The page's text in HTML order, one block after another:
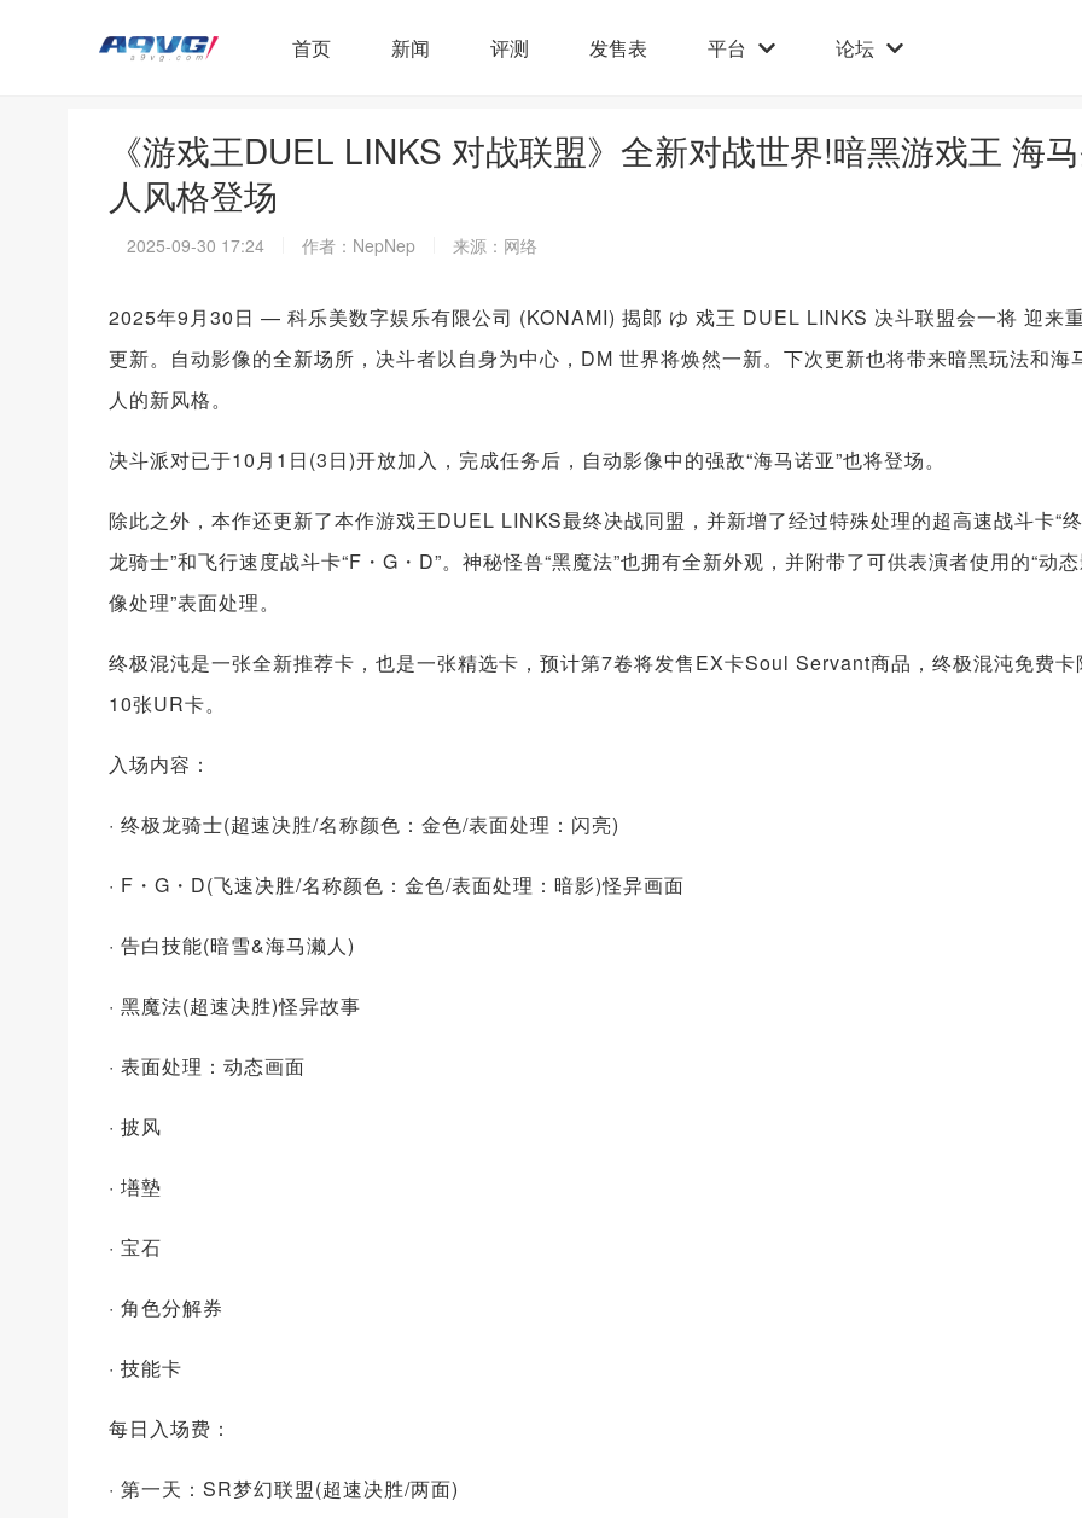
首页 新闻 评测 发售表 平台 论坛
《游戏王DUEL LINKS 对战联盟》全新对战世界!暗黑游戏王 海
人风格登场
2025-09-30 17:24 作者：NepNep 来源：网络
2025年9月30日 — 科乐美数字娱乐有限公司 (KONAMI) 揭郎 ゆ 戏王 DUEL LINKS 决斗联盟会一将 迎来
更新。自动影像的全新场所，决斗者以自身为中心，DM 世界将焕然一新。下次更新也将带来暗黑玩法和海
人的新风格。
决斗派对已于10月1日(3日)开放加入，完成任务后，自动影像中的强敌“海马诺亚”也将登场。
除此之外，本作还更新了本作游戏王DUEL LINKS最终决战同盟，并新增了经过特殊处理的超高速战斗卡“
龙骑士”和飞行速度战斗卡“F・G・D”。神秘怪兽“黑魔法”也拥有全新外观，并附带了可供表演者使用的“动
像处理”表面处理。
终极混沌是一张全新推荐卡，也是一张精选卡，预计第7卷将发售EX卡Soul Servant商品，终极混沌免费卡
10张UR卡。
入场内容：
· 终极龙骑士(超速决胜/名称颜色：金色/表面处理：闪亮)
· F・G・D(飞速决胜/名称颜色：金色/表面处理：暗影)怪异画面
· 告白技能(暗雪&海马濑人)
· 黑魔法(超速决胜)怪异故事
· 表面处理：动态画面
· 披风
· 墡墊
· 宝石
· 角色分解券
· 技能卡
每日入场费：
· 第一天：SR梦幻联盟(超速决胜/两面)